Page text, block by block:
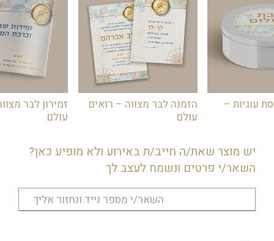
עוגיות –
הזמנה לבר מצווה – רואים
עולם
זמירון לבר
עולם
יש מוצר שאת/ה חייב/ת באירוע ולא מופיע כאן?
השאר/י פרטים ונשמח לעצב לך